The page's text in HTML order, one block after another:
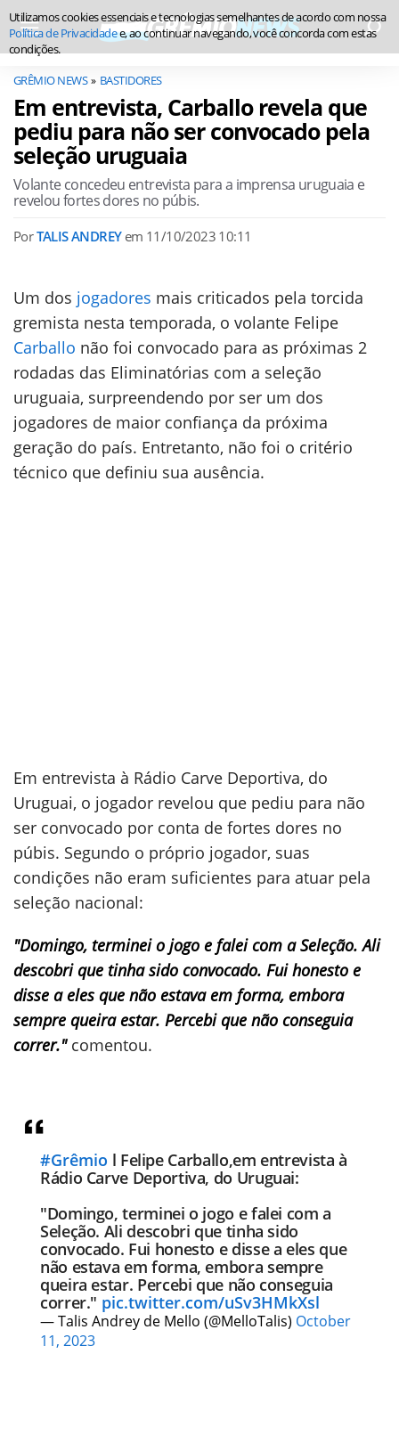
GRÊMIO NEWS BASTIDORES
Em entrevista, Carballo revela que
pediu para não ser convocado pela
seleção uruguaia
Volante concedeu entrevista para a imprensa uruguaia e
revelou fortes dores no púbis.
PorTALIS ANDREYem 11/10/2023 10:11
Um dos jogadores mais criticados pela torcida
gremista nesta temporada, o volante Felipe
Carballo não foi convocado para as próximas 2
rodadas das Eliminatórias com a seleção
uruguaia, surpreendendo por ser um dos
jogadores de maior confiança da próxima
geração do país. Entretanto, não foi o critério
técnico que definiu sua ausência.
Em entrevista à Rádio Carve Deportiva, do
Uruguai, o jogador revelou que pediu para não
ser convocado por conta de fortes dores no
púbis. Segundo o próprio jogador, suas
condições não eram suficientes para atuar pela
seleção nacional:
"Domingo, terminei o jogo e falei com a Seleção. Ali
descobri que tinha sido convocado. Fui honesto e
disse a eles que não estava em forma, embora
sempre queira estar. Percebi que não conseguia
correr."comentou.
#Grêmio l Felipe Carballo,em entrevista à
Rádio Carve Deportiva, do Uruguai:
"Domingo, terminei o jogo e falei com a
Seleção. Ali descobri que tinha sido
convocado. Fui honesto e disse a eles que
não estava em forma, embora sempre
queira estar. Percebi que não conseguia
correr." pic.twitter.com/uSv3HMkXsl
— Talis Andrey de Mello (@MelloTalis) October
11, 2023
Utilizamos cookies essenciais e tecnologias semelhantes de acordo com nossa
Política de Privacidadee, ao continuar navegando, você concorda com estas
condições.